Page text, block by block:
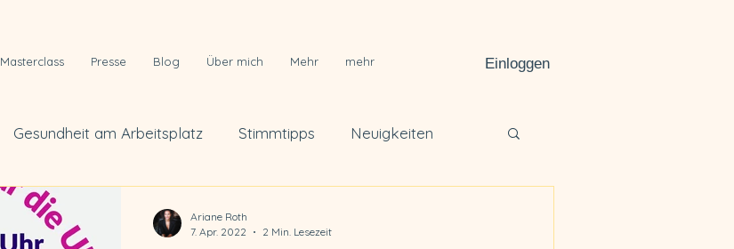
Masterclass Presse Blog Über mich Mehr mehr Einloggen
Gesundheit am Arbeitsplatz Stimmtipps Neuigkeiten
Über mich
Ariane Roth
7. Apr. 2022
2 Min. Lesezeit